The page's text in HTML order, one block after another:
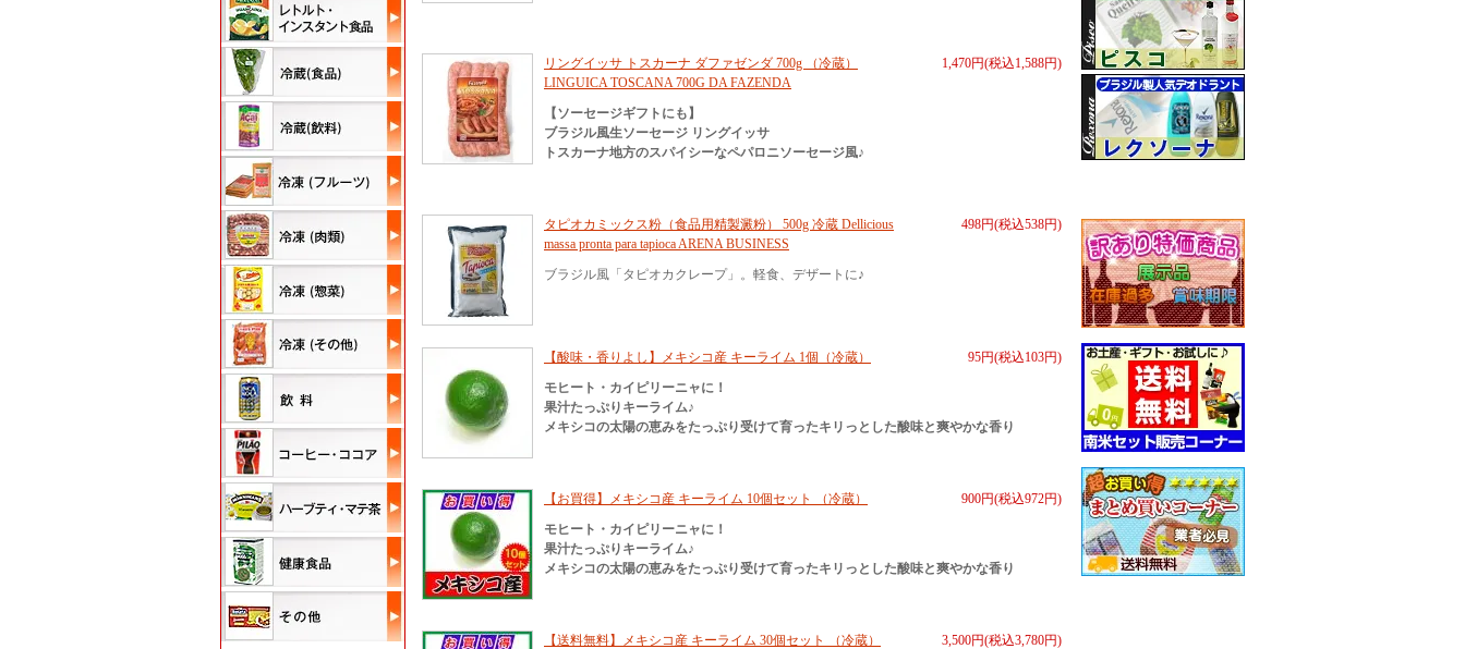
1,470円(税込1,588円)
リングイッサ トスカーナ ダファゼンダ 700g （冷蔵）
LINGUICA TOSCANA 700G DA FAZENDA
【ソーセージギフトにも】
ブラジル風生ソーセージ リングイッサ
トスカーナ地方のスパイシーなペパロニソーセージ風♪
498円(税込538円)
タピオカミックス粉（食品用精製澱粉） 500g 冷蔵 Dellicious
massa pronta para tapioca ARENA BUSINESS
ブラジル風「タピオカクレープ」。軽食、デザートに♪
95円(税込103円)
【酸味・香りよし】メキシコ産 キーライム 1個（冷蔵）
モヒート・カイピリーニャに！
果汁たっぷりキーライム♪
メキシコの太陽の恵みをたっぷり受けて育ったキリっとした酸味と爽やかな香り
900円(税込972円)
【お買得】メキシコ産 キーライム 10個セット （冷蔵）
モヒート・カイピリーニャに！
果汁たっぷりキーライム♪
メキシコの太陽の恵みをたっぷり受けて育ったキリっとした酸味と爽やかな香り
3,500円(税込3,780円)
【送料無料】メキシコ産 キーライム 30個セット （冷蔵）